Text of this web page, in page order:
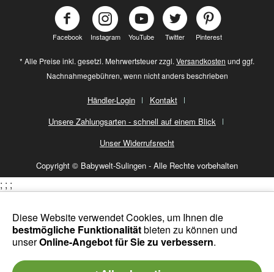
Facebook Instagram YouTube Twitter Pinterest
* Alle Preise inkl. gesetzl. Mehrwertsteuer zzgl. Versandkosten und ggf.
Nachnahmegebühren, wenn nicht anders beschrieben
Händler-Login
Kontakt
Unsere Zahlungsarten - schnell auf einem Blick
Unser Widerrufsrecht
Copyright © Babywelt-Sulingen - Alle Rechte vorbehalten
Diese Website verwendet Cookies, um Ihnen die
bestmögliche Funktionalitätbieten zu können und
unserOnline-Angebot für Sie zu verbessern.
; ; ;